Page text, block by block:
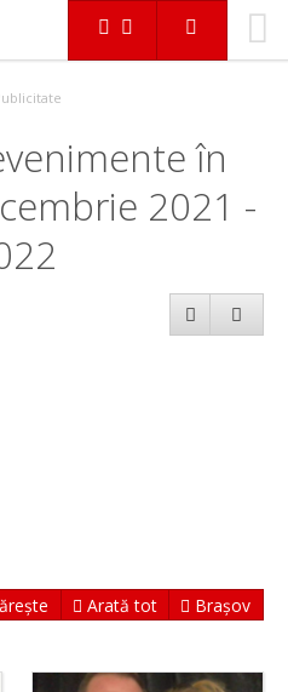
în
2021 -
Arată tot Brașov